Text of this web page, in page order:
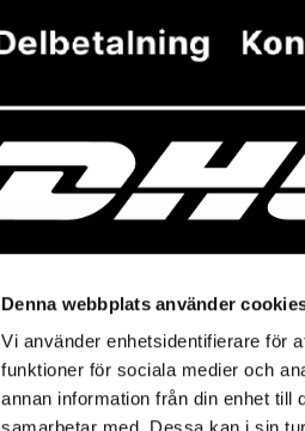
Denna webbplats använder
Vi använder enhetsidentifierare för
funktioner för sociala medier och
annan information från din enhet
Om Baresso
Baresso Magasin
Om Baresso.se